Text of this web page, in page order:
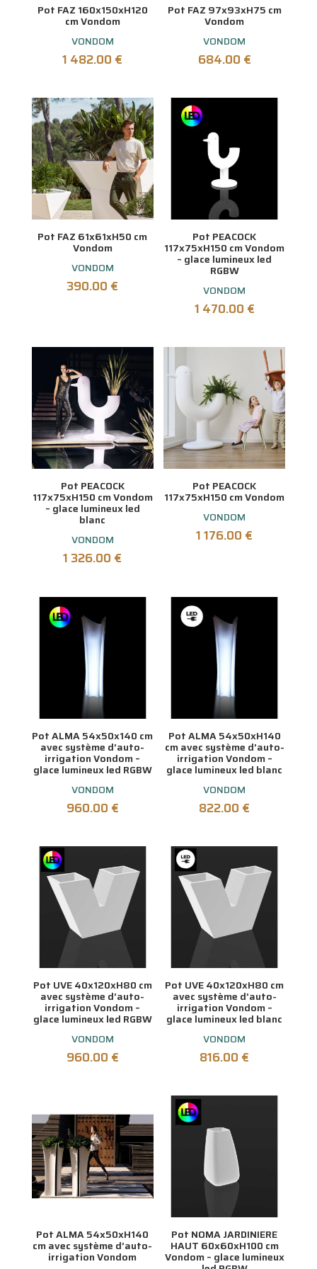
outdoor de nos pots supportent des
une manutention difficile. Ils ont une grande
couleurs ne s’altèrent pas avec le temps.
Osez les gammes lumineuses !!! Ambiance
festive garantie et un atout certain pour les
professionnels qui se démarqueront et raviront à
coup sûr leur clientèle.
Pot FAZ 160x150xH120
cm Vondom
VONDOM
1 482.00 €
Pot FAZ 97x93xH75 cm
Vondom
VONDOM
684.00 €
Pot FAZ 61x61xH50 cm
Vondom
VONDOM
390.00 €
Pot PEACOCK
117x75xH150 cm Vondom
– glace lumineux led
RGBW
VONDOM
1 470.00 €
Pot PEACOCK
117x75xH150 cm Vondom
– glace lumineux led
blanc
VONDOM
1 326.00 €
Pot PEACOCK
117x75xH150 cm Vondom
VONDOM
1 176.00 €
Pot ALMA 54x50x140 cm
avec système d’auto-
irrigation Vondom –
glace lumineux led RGBW
VONDOM
960.00 €
Pot ALMA 54x50xH140
cm avec système d’auto-
irrigation Vondom –
glace lumineux led blanc
VONDOM
822.00 €
Pot UVE 40x120xH80 cm
avec système d’auto-
irrigation Vondom –
glace lumineux led RGBW
VONDOM
960.00 €
Pot UVE 40x120xH80 cm
avec système d’auto-
irrigation Vondom –
glace lumineux led blanc
VONDOM
816.00 €
Pot ALMA 54x50xH140
cm avec système d’auto-
irrigation Vondom
Pot NOMA JARDINIERE
HAUT 60x60xH100 cm
Vondom – glace lumineux